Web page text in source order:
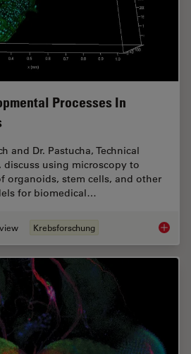
Processes In
and Dr. Pastucha, Technical
using microscopy to
organoids, stem cells, and other
for biomedical…
Krebsforschung